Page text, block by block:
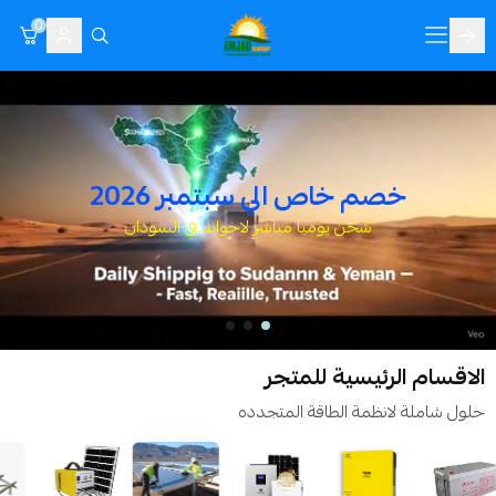
اي ام جي EMG للطاقة الشمسية 0
خصم خاص الي سبتمبر 2026
شحن يوميا مباشر لاخواننا في السودان
الاقسام الرئيسية للمتجر
حلول شاملة لانظمة الطاقة المتجدده